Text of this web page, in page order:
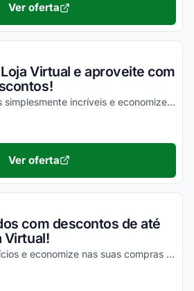
Ver oferta
Virtual e aproveite com
Usufrua de vantagens simplesmente incríveis e economize agora mesmo!
Ver oferta
com descontos de até
Virtual!
Aproveite seus benefícios e economize nas suas compras da melhor maneira possível!